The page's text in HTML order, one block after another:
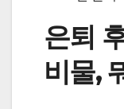
은퇴
비물,